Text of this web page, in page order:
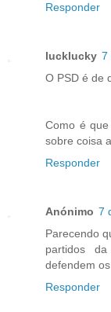
Responder
lucklucky 7
O PSD é de
Como é
sobre coisa
Responder
Anónimo 7
Parecendo
partidos
defendem
Responder